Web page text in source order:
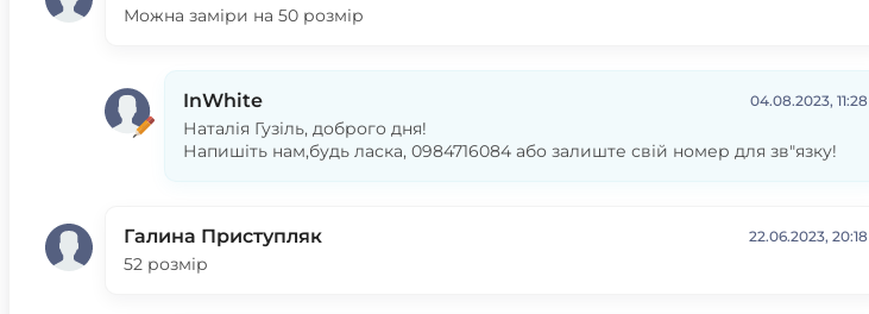
Можна заміри на 50 розмір
InWhite 04.08.2023, 11:28
Наталія Гузіль, доброго дня!
Напишіть нам,будь ласка, 0984716084 або залиште свій номер для зв"язку!
Галина Приступляк 22.06.2023, 20:18
52 розмір